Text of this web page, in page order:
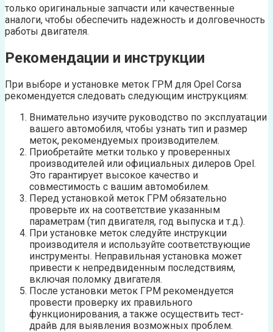
только оригинальные запчасти или качественные
аналоги, чтобы обеспечить надежность и долговечность
работы двигателя.
Рекомендации и инструкции
При выборе и установке меток ГРМ для Opel Corsa
рекомендуется следовать следующим инструкциям:
Внимательно изучите руководство по эксплуатации
вашего автомобиля, чтобы узнать тип и размер
меток, рекомендуемых производителем.
Приобретайте метки только у проверенных
производителей или официальных дилеров Opel.
Это гарантирует высокое качество и
совместимость с вашим автомобилем.
Перед установкой меток ГРМ обязательно
проверьте их на соответствие указанным
параметрам (тип двигателя, год выпуска и т.д.).
При установке меток следуйте инструкции
производителя и используйте соответствующие
инструменты. Неправильная установка может
привести к непредвиденным последствиям,
включая поломку двигателя.
После установки меток ГРМ рекомендуется
провести проверку их правильного
функционирования, а также осуществить тест-
драйв для выявления возможных проблем.